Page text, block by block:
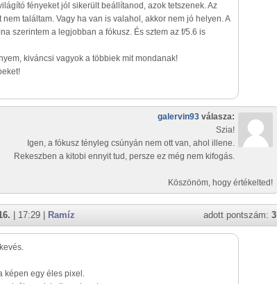
fényeket jól sikerült beállítanod, azok tetszenek. Az
találtam. Vagy ha van is valahol, akkor nem jó helyen. A
szerintem a legjobban a fókusz. És sztem az f/5.6 is
kiváncsi vagyok a többiek mit mondanak!
galervin93 válasza:
Szia!
Igen, a fókusz tényleg csúnyán nem ott van, ahol illene.
Rekeszben a kitobi ennyit tud, persze ez még nem kifogás.
Köszönöm, hogy értékelted!
adott pontszám: 3
| 17:29 | Ramíz
képen egy éles pixel.